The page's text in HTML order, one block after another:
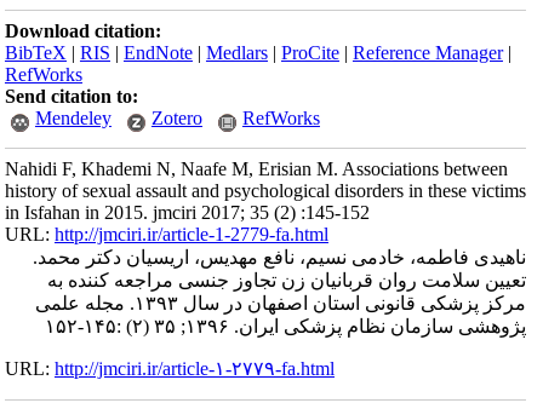
Download citation:
BibTeX |RIS |EndNote |Medlars |ProCite |Reference Manager
RefWorks
Send citation to:
Mendeley
Zotero RefWorks
Nahidi F, Khademi N, Naafe M, Erisian M. Associations between
history of sexual assault and psychological disorders in these victims
in Isfahan in 2015. jmciri 2017; 35 (2) :145-152
URL:http://jmciri.ir/article-1-2779-fa.html
ناهیدی فاطمه، خادمی نسیم، نافع مهدیس، اریسیان دکتر محمد.
تعیین سلامت روان قربانیان زن تجاوز جنسی مراجعه کننده به
مرکز پزشکی قانونی استان اصفهان در سال ۱۳۹۳. مجله علمی
پژوهشی سازمان نظام پزشکی ایران. ۱۳۹۶; ۳۵ (۲) :۱۴۵-۱۵۲
URL:http://jmciri.ir/article-۱-۲۷۷۹-fa.html